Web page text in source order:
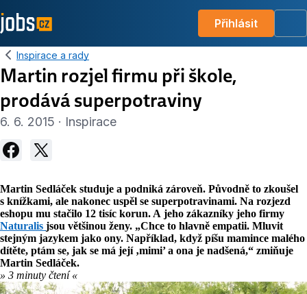
Přihlásit
Inspirace a rady
Martin rozjel firmu při škole,
prodává superpotraviny
6. 6. 2015 · Inspirace
Martin Sedláček studuje a podniká zároveň. Původně to zkoušel
s knížkami, ale nakonec uspěl se superpotravinami. Na rozjezd
eshopu mu stačilo 12 tisíc korun. A jeho zákazníky jeho firmy
Naturalis jsou většinou ženy. „Chce to hlavně empatii. Mluvit
stejným jazykem jako ony. Například, když píšu mamince malého
dítěte, ptám se, jak se má její ‚mimi’ a ona je nadšená,“ zmiňuje
Martin Sedláček.
» 3 minuty čtení «